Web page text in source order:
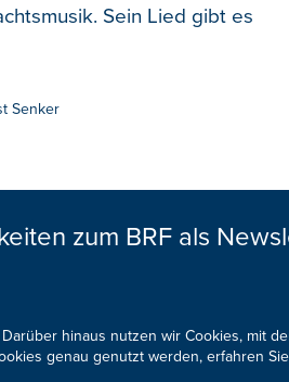
Sein Lied gibt es
Senker
zum BRF als
hinaus nutzen wir Cookies, mit
genau genutzt werden, erfahren